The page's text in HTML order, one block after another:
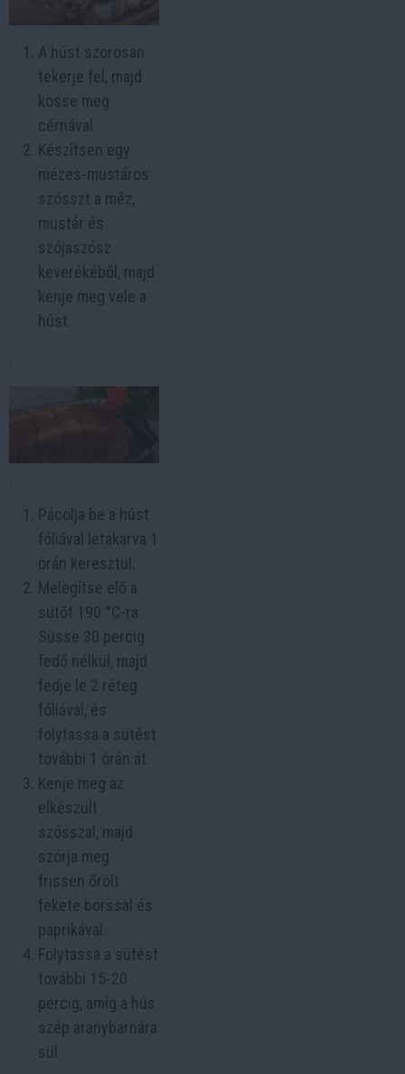
A húst szorosan
tekerje fel, majd
kösse meg
cérnával.
Készítsen egy
mézes-mustáros
szósszt a méz,
mustár és
szójaszósz
keverékéből, majd
kenje meg vele a
húst.
Pácolja be a húst
fóliával letakarva 1
órán keresztül.
Melegítse elő a
sütőt 190 °C-ra.
Süsse 30 percig
fedő nélkül, majd
fedje le 2 réteg
fóliával, és
folytassa a sütést
további 1 órán át.
Kenje meg az
elkészült
szósszal, majd
szórja meg
frissen őrölt
fekete borssal és
paprikával.
Folytassa a sütést
további 15-20
percig, amíg a hús
szép aranybarnára
sül.